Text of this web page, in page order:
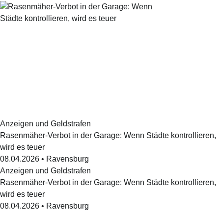
Anzeigen und Geldstrafen
Rasenmäher-Verbot in der Garage: Wenn Städte kontrollieren,
wird es teuer
08.04.2026 • Ravensburg
Anzeigen und Geldstrafen
Rasenmäher-Verbot in der Garage: Wenn Städte kontrollieren,
wird es teuer
08.04.2026 • Ravensburg